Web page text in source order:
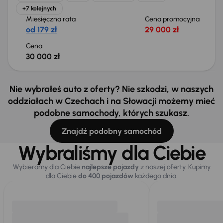
+7 kolejnych
Miesięczna rata
od 179 zł
Cena promocyjna
29 000 zł
Cena
30 000 zł
Nie wybrałeś auto z oferty? Nie szkodzi, w naszych
oddziałach w Czechach i na Słowacji możemy mieć
podobne samochody, których szukasz.
Znajdź podobny samochód
Wybraliśmy dla Ciebie
Wybieramy dla Ciebie najlepsze pojazdy z naszej oferty. Kupimy
dla Ciebiedo 400 pojazdówkażdego dnia.